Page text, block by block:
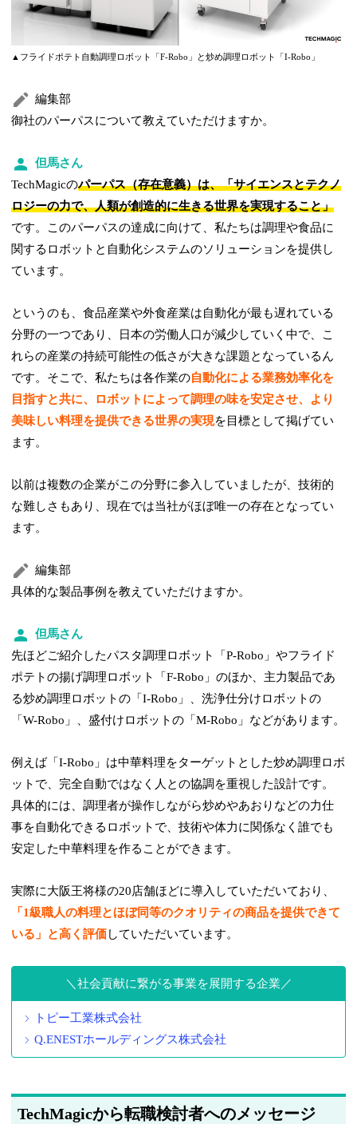
▲フライドポテト自動調理ロボット「F-Robo」と炒め調理ロボット「I-Robo」
編集部
御社のパーパスについて教えていただけますか。
但馬さん
TechMagicのパーパス（存在意義）は、「サイエンスとテクノ
ロジーの力で、人類が創造的に生きる世界を実現すること」
です。このパーパスの達成に向けて、私たちは調理や食品に
関するロボットと自動化システムのソリューションを提供し
ています。
というのも、食品産業や外食産業は自動化が最も遅れている
分野の一つであり、日本の労働人口が減少していく中で、こ
れらの産業の持続可能性の低さが大きな課題となっているん
です。そこで、私たちは各作業の自動化による業務効率化を
目指すと共に、ロボットによって調理の味を安定させ、より
美味しい料理を提供できる世界の実現を目標として掲げてい
ます。
以前は複数の企業がこの分野に参入していましたが、技術的
な難しさもあり、現在では当社がほぼ唯一の存在となってい
ます。
編集部
具体的な製品事例を教えていただけますか。
但馬さん
先ほどご紹介したパスタ調理ロボット「P-Robo」やフライド
ポテトの揚げ調理ロボット「F-Robo」のほか、主力製品であ
る炒め調理ロボットの「I-Robo」、洗浄仕分けロボットの
「W-Robo」、盛付けロボットの「M-Robo」などがあります。
例えば「I-Robo」は中華料理をターゲットとした炒め調理ロボ
ットで、完全自動ではなく人との協調を重視した設計です。
具体的には、調理者が操作しながら炒めやあおりなどの力仕
事を自動化できるロボットで、技術や体力に関係なく誰でも
安定した中華料理を作ることができます。
実際に大阪王将様の20店舗ほどに導入していただいており、
「1級職人の料理とほぼ同等のクオリティの商品を提供できて
いる」と高く評価していただいています。
社会貢献に繋がる事業を展開する企業
トピー工業株式会社
Q.ENESTホールディングス株式会社
TechMagicから転職検討者へのメッセージ